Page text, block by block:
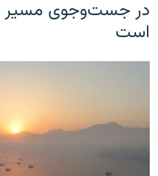
در جست‌وجوی مسیر
است